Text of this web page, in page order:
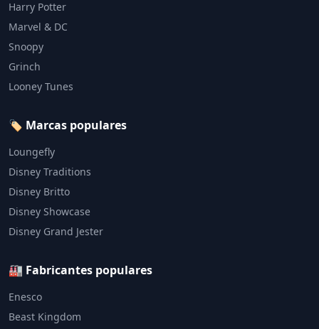
Harry Potter
Marvel & DC
Snoopy
Grinch
Looney Tunes
🏷️ Marcas populares
Loungefly
Disney Traditions
Disney Britto
Disney Showcase
Disney Grand Jester
🏭 Fabricantes populares
Enesco
Beast Kingdom